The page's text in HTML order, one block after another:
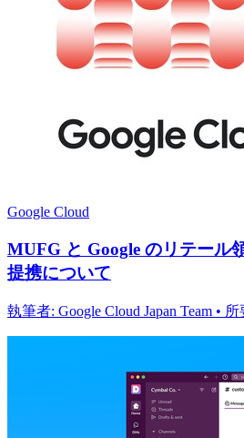
Google Cloud
MUFG と Google のリテール
提携について
執筆者: Google Cloud Japan Team •